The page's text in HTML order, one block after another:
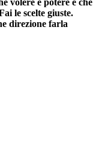
le scelte giuste.
direzione farla